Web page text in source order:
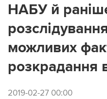
НАБУ й
можливих
розкрадання
2019-02-27 00:00